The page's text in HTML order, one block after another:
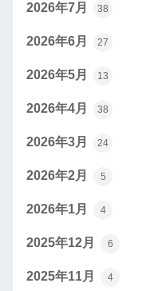
2026年7月 38
2026年6月 27
2026年5月 13
2026年4月 38
2026年3月 24
2026年2月 5
2026年1月 4
2025年12月 6
2025年11月 4